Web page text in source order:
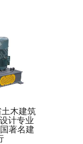
木建筑
计专业
著名建